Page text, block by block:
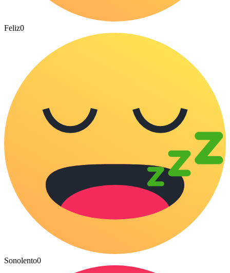
Feliz0
Sonolento0